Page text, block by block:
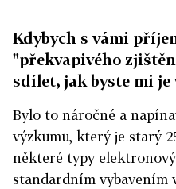
Kdybych s vámi
"překvapivého
sdílet, jak byste mi je
Bylo to náročné a
výzkumu, který je starý
některé typy
standardním vybavením